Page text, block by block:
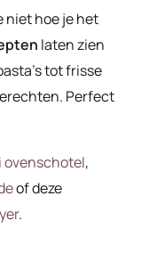
niet hoe je het
laten zien
tot frisse
Perfect
ovenschotel,
of deze
.